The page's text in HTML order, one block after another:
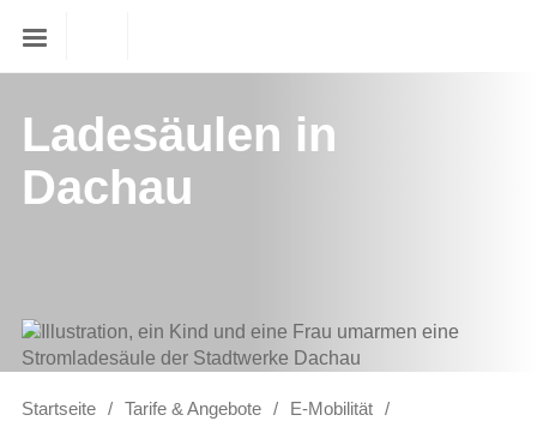
Ladesäulen in
Dachau
Startseite Tarife & Angebote
E-Mobilität